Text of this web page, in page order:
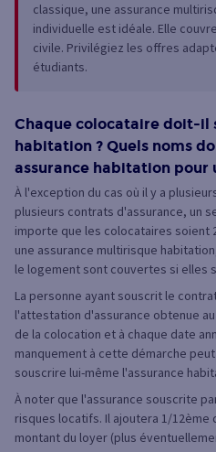
classique, une assurance
individuelle est idéale. Elle
civile. Privilégiez les offres
étudiants.
Chaque colocataire doit-il
habitation ? Quels noms
assurance habitation pour
À l'exception du cas où il y a
plusieurs contrats d'assurance, un
importe que les colocataires soient
une assurance multirisque
le logement sont couvertes si elles
La personne ayant souscrit le
l'attestation d'assurance obtenue
de la colocation et à chaque date
manquement à cette démarche
souscrire lui-même l'assurance
À noter que l'assurance souscrite
risques locatifs. Il ajoutera 1/12ème
montant du loyer (plus